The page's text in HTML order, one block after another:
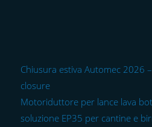
Chiusura estiva Automec 2026
closure
Motoriduttore per lance lava
soluzione EP35 per cantine e